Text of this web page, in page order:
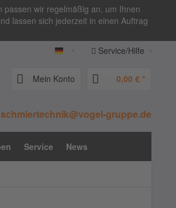
wir regelmäßig an, um Ihnen
lassen sich jederzeit in einen Auftrag
vogel-zentralschmierung.de
Service/Hilfe
schmiertechnik@vogel-gruppe.de
Mein Konto 0,00 € *
Service News